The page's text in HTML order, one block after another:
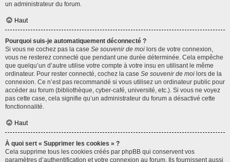
un administrateur du forum.
Haut
Pourquoi suis-je automatiquement déconnecté ?
Si vous ne cochez pas la case Se souvenir de moi lors de votre connexion,
vous ne resterez connecté que pendant une durée déterminée. Cela empêche
que quelqu’un d’autre utilise votre compte à votre insu en utilisant le même
ordinateur. Pour rester connecté, cochez la case Se souvenir de moi lors de la
connexion. Ce n’est pas recommandé si vous utilisez un ordinateur public pour
accéder au forum (bibliothèque, cyber-café, université, etc.). Si vous ne voyez
pas cette case, cela signifie qu’un administrateur du forum a désactivé cette
fonctionnalité.
Haut
À quoi sert « Supprimer les cookies » ?
Cela supprime tous les cookies créés par phpBB qui conservent vos
paramètres d’authentification et votre connexion au forum. Ils fournissent aussi